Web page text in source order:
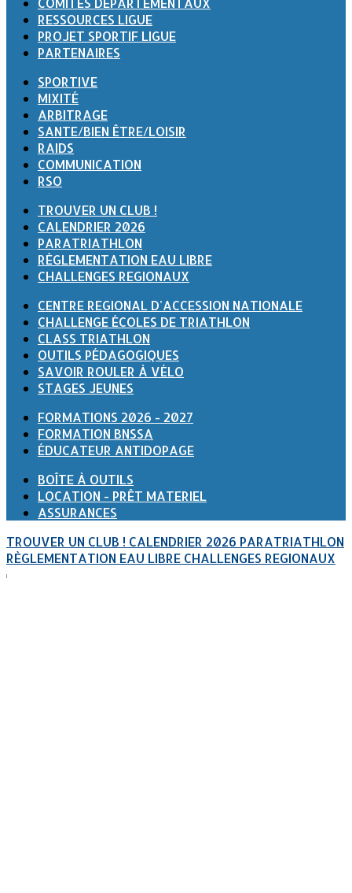
RESSOURCES LIGUE
PROJET SPORTIF LIGUE
PARTENAIRES
SPORTIVE
MIXITÉ
ARBITRAGE
SANTE/BIEN ÊTRE/LOISIR
RAIDS
COMMUNICATION
RSO
TROUVER UN CLUB !
CALENDRIER 2026
PARATRIATHLON
RÈGLEMENTATION EAU LIBRE
CHALLENGES REGIONAUX
CENTRE REGIONAL D'ACCESSION NATIONALE
CHALLENGE ÉCOLES DE TRIATHLON
CLASS TRIATHLON
OUTILS PÉDAGOGIQUES
SAVOIR ROULER À VÉLO
STAGES JEUNES
FORMATIONS 2026 - 2027
FORMATION BNSSA
ÉDUCATEUR ANTIDOPAGE
BOÎTE À OUTILS
LOCATION - PRÊT MATERIEL
ASSURANCES
TROUVER UN CLUB ! CALENDRIER 2026 PARATRIATHLON
RÈGLEMENTATION EAU LIBRE CHALLENGES REGIONAUX